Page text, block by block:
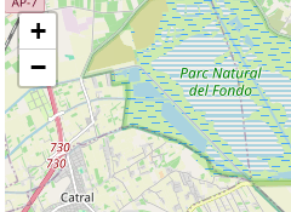
Ubicación
+
−